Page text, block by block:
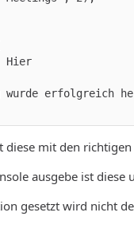
diese mit den
ausgebe ist diese
gesetzt wird nicht